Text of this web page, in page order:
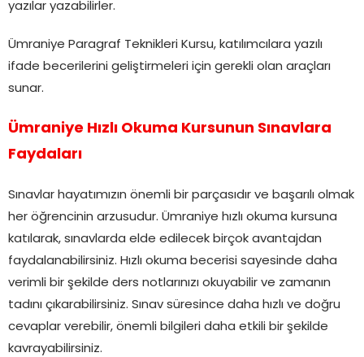
yazılar yazabilirler.
Ümraniye Paragraf Teknikleri Kursu, katılımcılara yazılı
ifade becerilerini geliştirmeleri için gerekli olan araçları
sunar.
Ümraniye Hızlı Okuma Kursunun Sınavlara
Faydaları
Sınavlar hayatımızın önemli bir parçasıdır ve başarılı olmak
her öğrencinin arzusudur. Ümraniye hızlı okuma kursuna
katılarak, sınavlarda elde edilecek birçok avantajdan
faydalanabilirsiniz. Hızlı okuma becerisi sayesinde daha
verimli bir şekilde ders notlarınızı okuyabilir ve zamanın
tadını çıkarabilirsiniz. Sınav süresince daha hızlı ve doğru
cevaplar verebilir, önemli bilgileri daha etkili bir şekilde
kavrayabilirsiniz.